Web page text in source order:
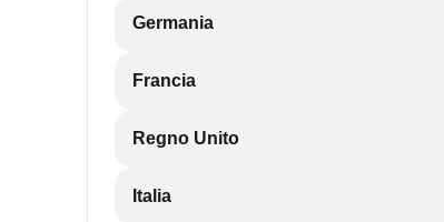
Germania
Francia
Regno Unito
Italia